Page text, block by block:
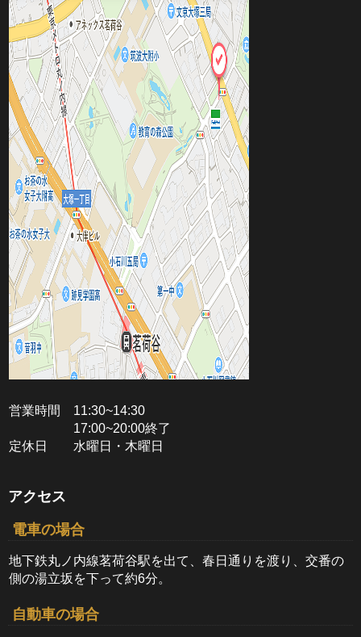
営業時間 11:30~14:30
17:00~20:00終了
定休日 水曜日・木曜日
アクセス
電車の場合
地下鉄丸ノ内線茗荷谷駅を出て、春日通りを渡り、交番の
側の湯立坂を下って約6分。
自動車の場合